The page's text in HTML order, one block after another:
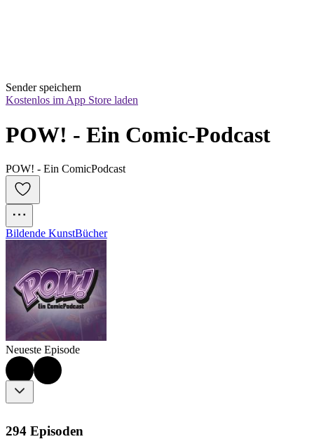
Sender speichern
Kostenlos im App Store laden
POW! - Ein Comic-Podcast
POW! - Ein ComicPodcast
Bildende KunstBücher
Neueste Episode
294 Episoden